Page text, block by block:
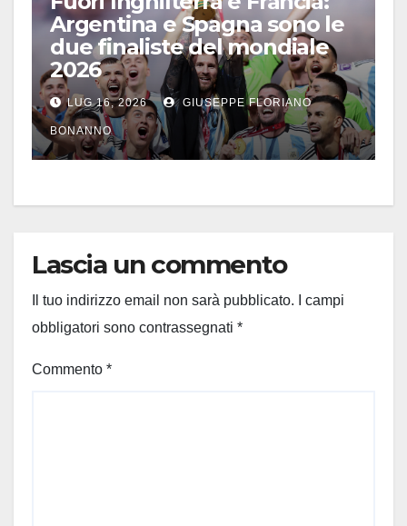
Argentina e Spagna sono le
due finaliste del mondiale
2026
LUG 16, 2026 GIUSEPPE FLORIANO
BONANNO
Lascia un commento
Il tuo indirizzo email non sarà pubblicato.
I campi
obbligatori sono contrassegnati *
Commento *